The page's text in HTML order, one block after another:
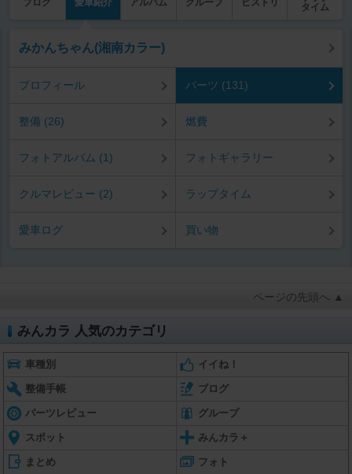
ブログ 愛車紹介 アルバム グループ ヒストリ
タイム
みかんちゃん(湘南カラー)
プロフィール パーツ (131)
整備 (26) 燃費
フォトアルバム (1) フォトギャラリー
クルマレビュー (2) ラップタイム
愛車ログ 買い物
ページの先頭へ ▲
みんカラ 人気のカテゴリ
車種別 イイね！
整備手帳 ブログ
パーツレビュー グループ
スポット みんカラ＋
まとめ フォト